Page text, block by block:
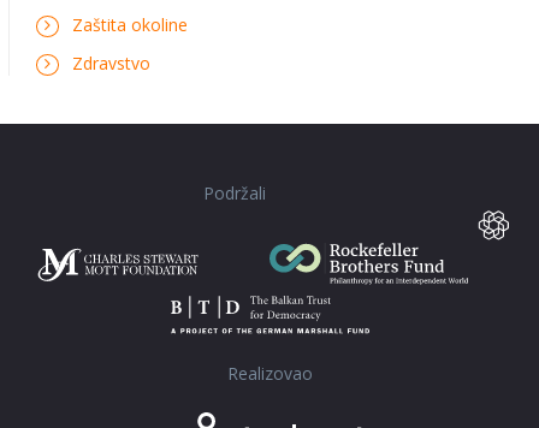
Zaštita okoline
Zdravstvo
Podržali
Realizovao